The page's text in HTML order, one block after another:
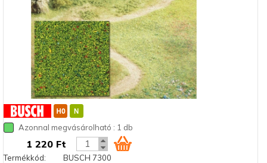
Azonnal megvásárolható : 1 db
1 220 Ft
Termékkód:
BUSCH 7300